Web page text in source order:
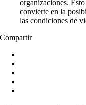
organizaciones.
convierte en la
las condiciones de
Compartir